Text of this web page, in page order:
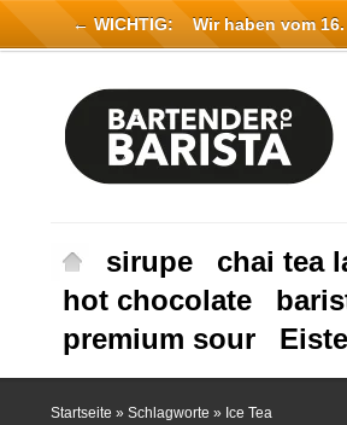
sirupe chai tea
hot chocolate
premium sour
Startseite » Schlagworte » Ice Tea
← WICHTIG: Wir haben vom 16.